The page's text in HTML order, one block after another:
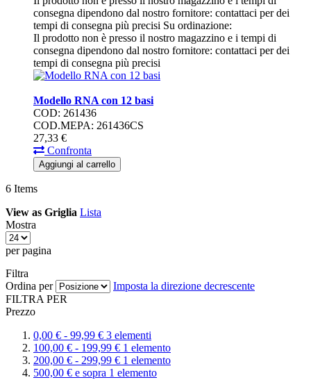
consegna dipendono dal nostro fornitore: contattaci per dei
tempi di consegna più precisi Su ordinazione:
Il prodotto non è presso il nostro magazzino e i tempi di
consegna dipendono dal nostro fornitore: contattaci per dei
tempi di consegna più precisi
Modello RNA con 12 basi
COD: 261436
COD.MEPA: 261436CS
27,33 €
Confronta
Aggiungi al carrello
6 Items
View as Griglia Lista
Mostra
per pagina
Filtra
Ordina per
Imposta la direzione decrescente
FILTRA PER
Prezzo
0,00 € - 99,99 € 3 elementi
100,00 € - 199,99 € 1 elemento
200,00 € - 299,99 € 1 elemento
500,00 € e sopra 1 elemento